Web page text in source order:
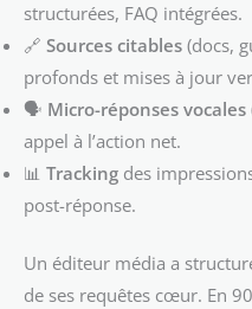
structurées, FAQ intégrées.
🔗 Sources citables (docs,
profonds et mises à jour
🗣️ Micro-réponses vocales
appel à l’action net.
📊 Tracking des
post-réponse.
Un éditeur média a
de ses requêtes cœur. En